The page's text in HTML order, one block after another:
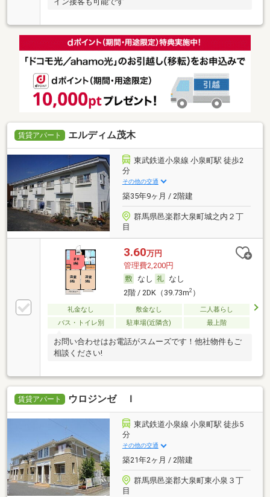
賃貸アパート エルディム茂木
東武鉄道小泉線 小泉町駅 徒歩2
分
その他の交通
築35年9ヶ月 / 2階建
群馬県邑楽郡大泉町城之内２丁
目
3.60万円
管理費2,200円
なし
なし
2階 / 2DK（39.73m2）
礼金なし 敷金なし
二人暮らし
バス・トイレ別
駐車場(近隣含) 最上階
お問い合わせはお電話がスムーズです！他社物件もご
相談ください!
賃貸アパート ウロジンゼ Ｉ
東武鉄道小泉線 小泉町駅 徒歩5
分
その他の交通
築21年2ヶ月 / 2階建
群馬県邑楽郡大泉町東小泉３丁
目